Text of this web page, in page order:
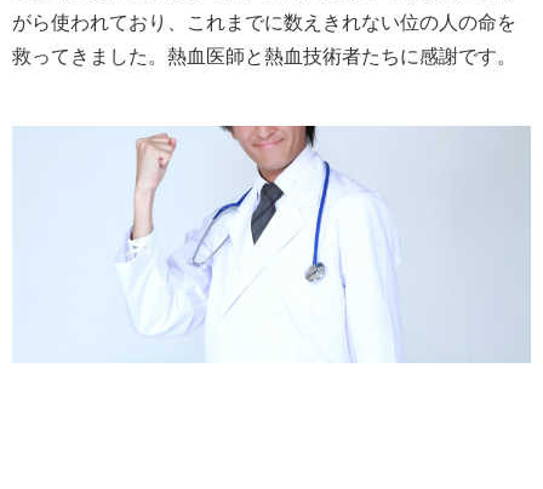
がら使われており、これまでに数えきれない位の人の命を
救ってきました。熱血医師と熱血技術者たちに感謝です。